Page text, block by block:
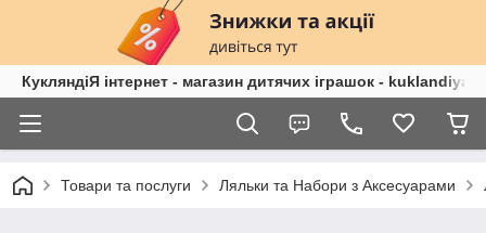
КукляндіЯ інтернет - магазин дитячих іграшок -
Товари та послуги Ляльки та Набори з Аксесуарами